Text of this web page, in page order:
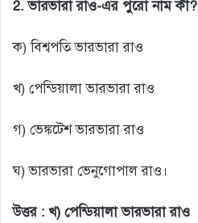
2. ভারভারা রাও-এর পুরো নাম কী?
ক) বিশ্বপতি ভারভারা রাও
খ) পেন্ডিয়ালা ভারভারা রাও
গ) ভেঙ্কটেশ ভারভারা রাও
ঘ) ভারভারা ভেনুগোপাল রাও।
উত্তর : খ) পেন্ডিয়ালা ভারভারা রাও